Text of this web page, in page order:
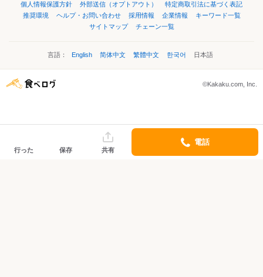
個人情報保護方針
外部送信（オプトアウト）
特定商取引法に基づく表記
推奨環境
ヘルプ・お問い合わせ 採用情報 企業情報
キーワード一覧
サイトマップ
チェーン一覧
言語： English 简体中文 繁體中文 한국어 日本語
©Kakaku.com, Inc.
行った 保存 共有
電話